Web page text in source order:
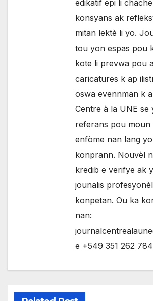
edikatif epi li
konsyans ak
mitan lektè li yo.
tou yon espas pou
kote li prevwa pou
caricatures k ap
oswa evennman k
Centre à la UNE se
referans pou moun
enfòme nan lang
konprann. Nouvèl
kredib e verifye ak
jounalis
konpetan. Ou ka
nan:
e +549 351 262